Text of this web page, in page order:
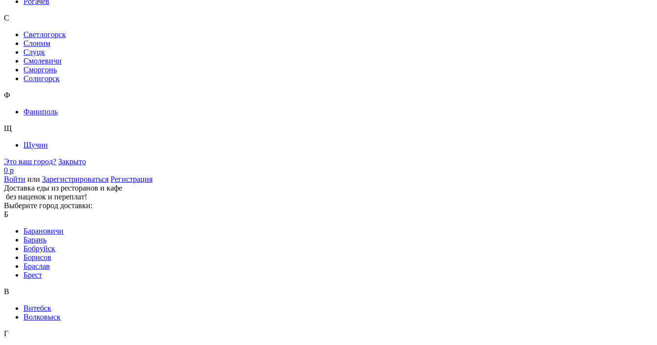
С
Светлогорск
Слоним
Слуцк
Смолевичи
Сморгонь
Солигорск
Ф
Фаниполь
Щ
Щучин
Это ваш город? Закрыто
0 р
Войти или Зарегистрироваться Регистрация
Доставка еды из ресторанов и кафе
без наценок и переплат!
Выберите город доставки:
Б
Барановичи
Барань
Бобруйск
Борисов
Браслав
Брест
В
Витебск
Волковыск
Г